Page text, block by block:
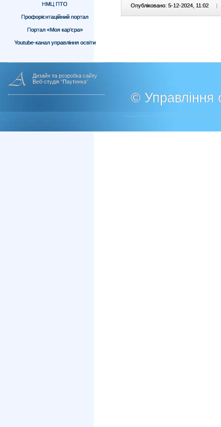
НМЦ ПТО
Профорієнтаційний портал
Портал «Моя кар’єра»
Youtube-канал управління освіти
Опубліковано: 5-12-2024, 11:02 |
Дизайн та розробка сайту
Веб-студія "Паутинка"
© Управління